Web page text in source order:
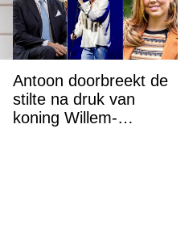
Antoon doorbreekt de
stilte na druk van
koning Willem-